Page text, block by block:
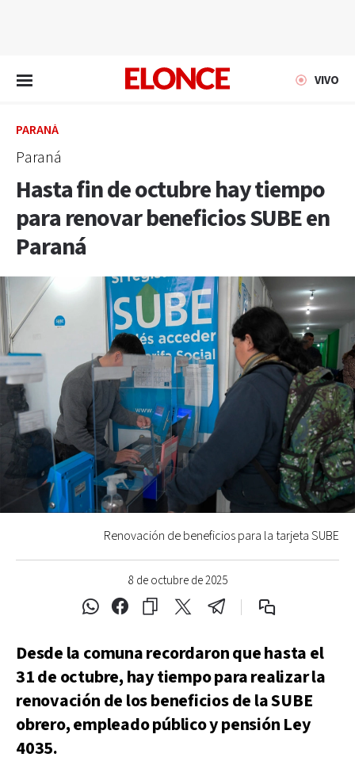
VIVO
PARANÁ
Paraná
Hasta fin de octubre hay tiempo
para renovar beneficios SUBE en
Paraná
8 de octubre de 2025
Renovación de beneficios para la tarjeta SUBE
Desde la comuna recordaron que hasta el
31 de octubre, hay tiempo para realizar la
renovación de los beneficios de la SUBE
obrero, empleado público y pensión Ley
4035.